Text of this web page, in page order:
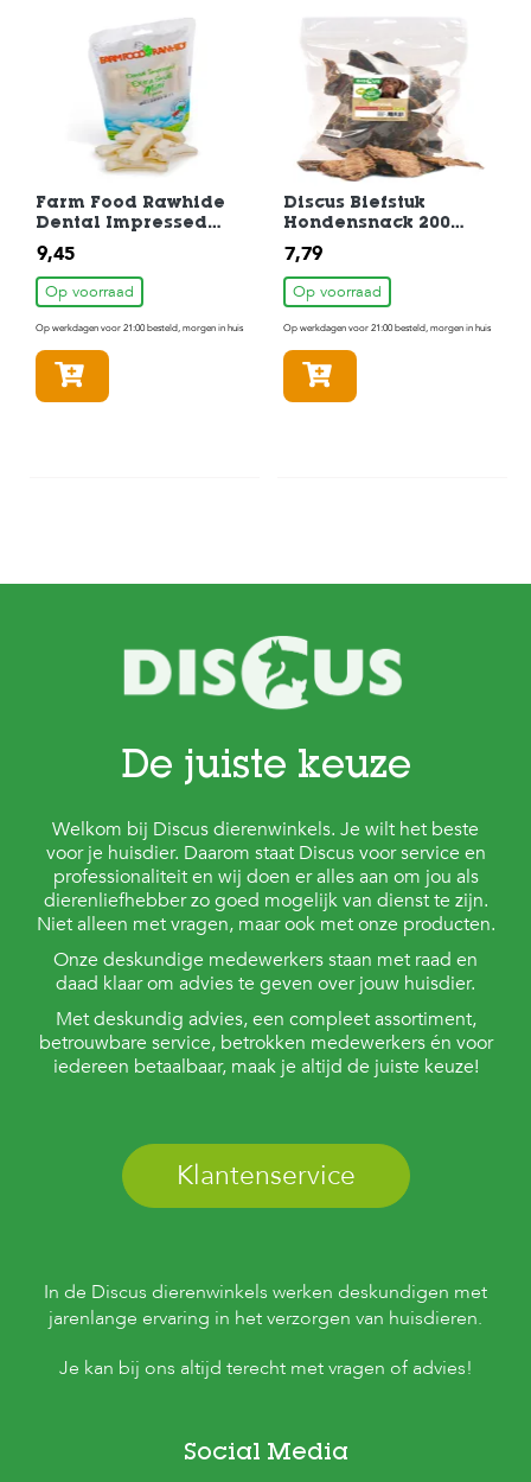
Farm Food Rawhide
Dental Impressed
Kauwbot Mini 7 stuks
9,45
Op voorraad
Op werkdagen voor 21:00 besteld, morgen in huis
Discus Biefstuk
Hondensnack 200
gram
7,79
Op voorraad
Op werkdagen voor 21:00 besteld, morgen in huis
De juiste keuze
Welkom bij Discus dierenwinkels. Je wilt het beste
voor je huisdier. Daarom staat Discus voor service en
professionaliteit en wij doen er alles aan om jou als
dierenliefhebber zo goed mogelijk van dienst te zijn.
Niet alleen met vragen, maar ook met onze producten.
Onze deskundige medewerkers staan met raad en
daad klaar om advies te geven over jouw huisdier.
Met deskundig advies, een compleet assortiment,
betrouwbare service, betrokken medewerkers én voor
iedereen betaalbaar, maak je altijd de juiste keuze!
Klantenservice
In de Discus dierenwinkels werken deskundigen met
jarenlange ervaring in het verzorgen van huisdieren.
Je kan bij ons altijd terecht met vragen of advies!
Social Media